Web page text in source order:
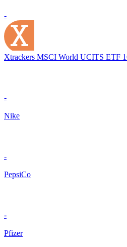
-
Xtrackers MSCI World UCITS ETF
-
Nike
-
PepsiCo
-
Pfizer